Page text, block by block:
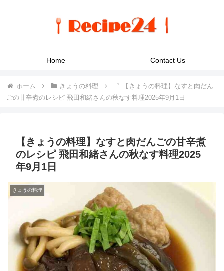
Home Contact Us
ホーム きょうの料理
【きょうの料理】なすと肉だん
ごの甘辛煮のレシピ 飛田和緒さんの秋なす料理2025年9月1日
【きょうの料理】なすと肉だんごの甘辛煮
のレシピ 飛田和緒さんの秋なす料理2025
年9月1日
きょうの料理